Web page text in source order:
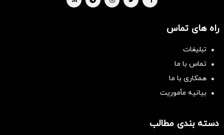
راه های تماس
تبلیغات
تماس با ما
همکاری با ما
بیانیه مأموریت
دسته بندی مطالب